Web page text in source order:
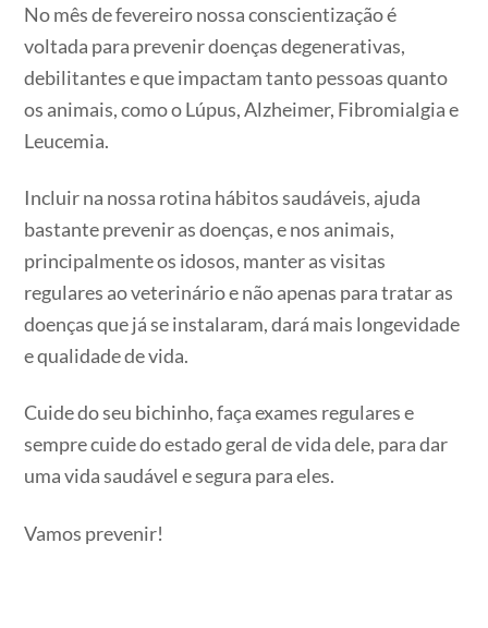
No mês de fevereiro nossa conscientização é
voltada para prevenir doenças degenerativas,
debilitantes e que impactam tanto pessoas quanto
os animais, como o Lúpus, Alzheimer, Fibromialgia e
Leucemia.
Incluir na nossa rotina hábitos saudáveis, ajuda
bastante prevenir as doenças, e nos animais,
principalmente os idosos, manter as visitas
regulares ao veterinário e não apenas para tratar as
doenças que já se instalaram, dará mais longevidade
e qualidade de vida.
Cuide do seu bichinho, faça exames regulares e
sempre cuide do estado geral de vida dele, para dar
uma vida saudável e segura para eles.
Vamos prevenir!